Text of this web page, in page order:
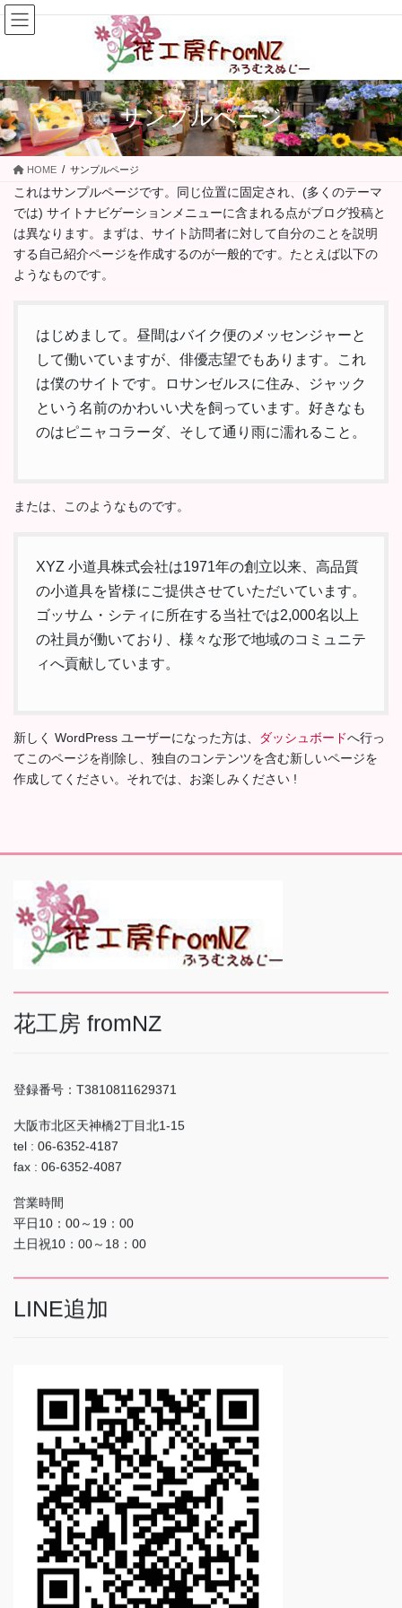
コ
ン
ツ
に
移
動
ナ
ビ
シ
ョ
ン
に
移
サンプルページ
HOME サンプルページ
これはサンプルページです。同じ位置に固定され、(多くのテーマ
では) サイトナビゲーションメニューに含まれる点がブログ投稿と
は異なります。まずは、サイト訪問者に対して自分のことを説明
する自己紹介ページを作成するのが一般的です。たとえば以下の
ようなものです。
はじめまして。昼間はバイク便のメッセンジャーと
して働いていますが、俳優志望でもあります。これ
は僕のサイトです。ロサンゼルスに住み、ジャック
という名前のかわいい犬を飼っています。好きなも
のはピニャコラーダ、そして通り雨に濡れること。
または、このようなものです。
XYZ 小道具株式会社は1971年の創立以来、高品質
の小道具を皆様にご提供させていただいています。
ゴッサム・シティに所在する当社では2,000名以上
の社員が働いており、様々な形で地域のコミュニテ
ィへ貢献しています。
新しく WordPress ユーザーになった方は、 ダッシュボードへ行っ
てこのページを削除し、独自のコンテンツを含む新しいページを
作成してください。それでは、お楽しみください !
花工房 fromNZ
登録番号：T3810811629371
大阪市北区天神橋2丁目北1-15
tel : 06-6352-4187
fax : 06-6352-4087
営業時間
平日10：00～19：00
土日祝10：00～18：00
LINE追加